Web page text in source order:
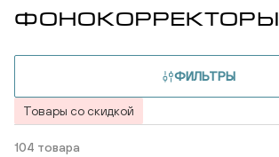
ФОНОКОРРЕКТОРЫ
ФИЛЬТРЫ
Товары со скидкой
104 товара